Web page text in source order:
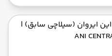
ایروان (سیلاچی سابق) |
ANI